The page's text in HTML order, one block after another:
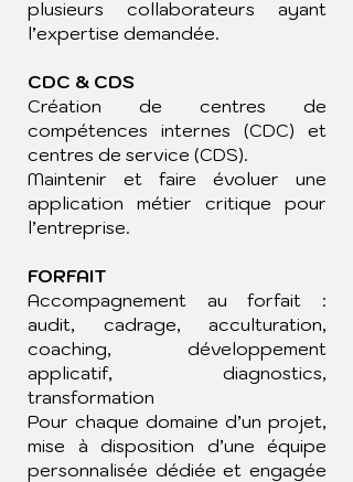
plusieurs collaborateurs ayant
l’expertise demandée.
CDC & CDS
Création de centres de
compétences internes (CDC) et
centres de service (CDS).
Maintenir et faire évoluer une
application métier critique pour
l’entreprise.
FORFAIT
Accompagnement au forfait :
audit, cadrage, acculturation,
coaching, développement
applicatif, diagnostics,
transformation
Pour chaque domaine d’un projet,
mise à disposition d’une équipe
personnalisée dédiée et engagée